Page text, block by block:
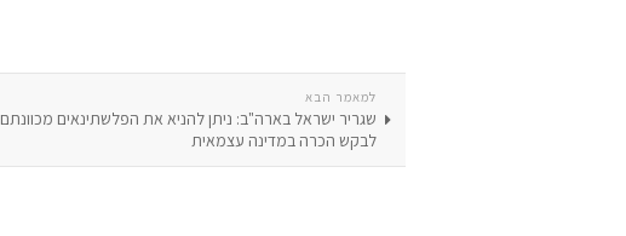
למאמר הבא
שגריר ישראל בארה"ב: ניתן להניא את הפלשתינאים מכוונתם
לבקש הכרה במדינה עצמאית